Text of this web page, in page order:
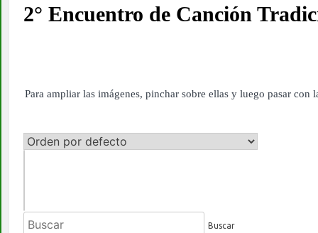
2° Encuentro de Canción
Para ampliar las imágenes, pinchar sobre ellas y luego pasar con
Buscar